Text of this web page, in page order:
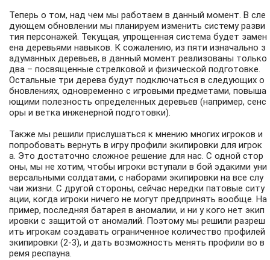
Теперь о том, над чем мы работаем в данный момент. В сле
дующем обновлении мы планируем изменить систему разви
тия персонажей. Текущая, упрощенная система будет замен
ена деревьями навыков. К сожалению, из пяти изначально з
адуманных деревьев, в данный момент реализованы только
два – посвященные стрелковой и физической подготовке.
Остальные три дерева будут подключаться в следующих о
бновлениях, одновременно с игровыми предметами, повыша
ющими полезность определенных деревьев (например, сенс
оры и ветка инженерной подготовки).
Также мы решили прислушаться к мнению многих игроков и
попробовать вернуть в игру профили экипировки для игрок
а. Это достаточно сложное решение для нас. С одной стор
оны, мы не хотим, чтобы игроки вступали в бой эдакими уни
версальными солдатами, с наборами экипировки на все слу
чаи жизни. С другой стороны, сейчас нередки патовые ситу
ации, когда игроки ничего не могут предпринять вообще. На
пример, последняя батарея в аномалии, и ни у кого нет экип
ировки с защитой от аномалий. Поэтому мы решили разреш
ить игрокам создавать ограниченное количество профилей
экипировки (2-3), и дать возможность менять профили во в
ремя респауна.